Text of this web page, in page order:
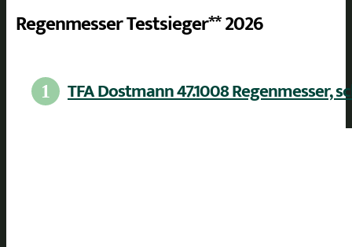
Regenmesser Testsieger** 2026
1 TFA Dostmann 47.1008 Regenmesser,